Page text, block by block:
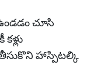
చూసి
హాస్పిటల్కి